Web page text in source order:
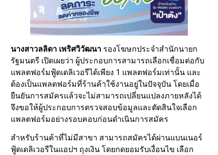
นางสาวลลิดา เพริศวิวัฒนา รองโฆษกประจำสำนักนายก
รัฐมนตรี เปิดเผยว่า ผู้ประกอบการสามารถเลือกเชื่อมต่อกับ
แพลตฟอร์มฟู้ดเดลิเวอรีได้เพียง 1 แพลตฟอร์มเท่านั้น และ
ต้องเป็นแพลตฟอร์มที่ร้านค้าใช้งานอยู่ในปัจจุบัน โดยเมื่อ
ยืนยันการสมัครแล้วจะไม่สามารถเปลี่ยนแปลงภายหลังได้
จึงขอให้ผู้ประกอบการตรวจสอบข้อมูลและตัดสินใจเลือก
แพลตฟอร์มอย่างรอบคอบก่อนดำเนินการสมัคร
สำหรับร้านค้าที่ไม่มีสาขา สามารถสมัครได้ผ่านแบนเนอร์
ฟู้ดเดลิเวอรีในแอปฯ ถุงเงิน โดยกดยอมรับเงื่อนไข เลือก